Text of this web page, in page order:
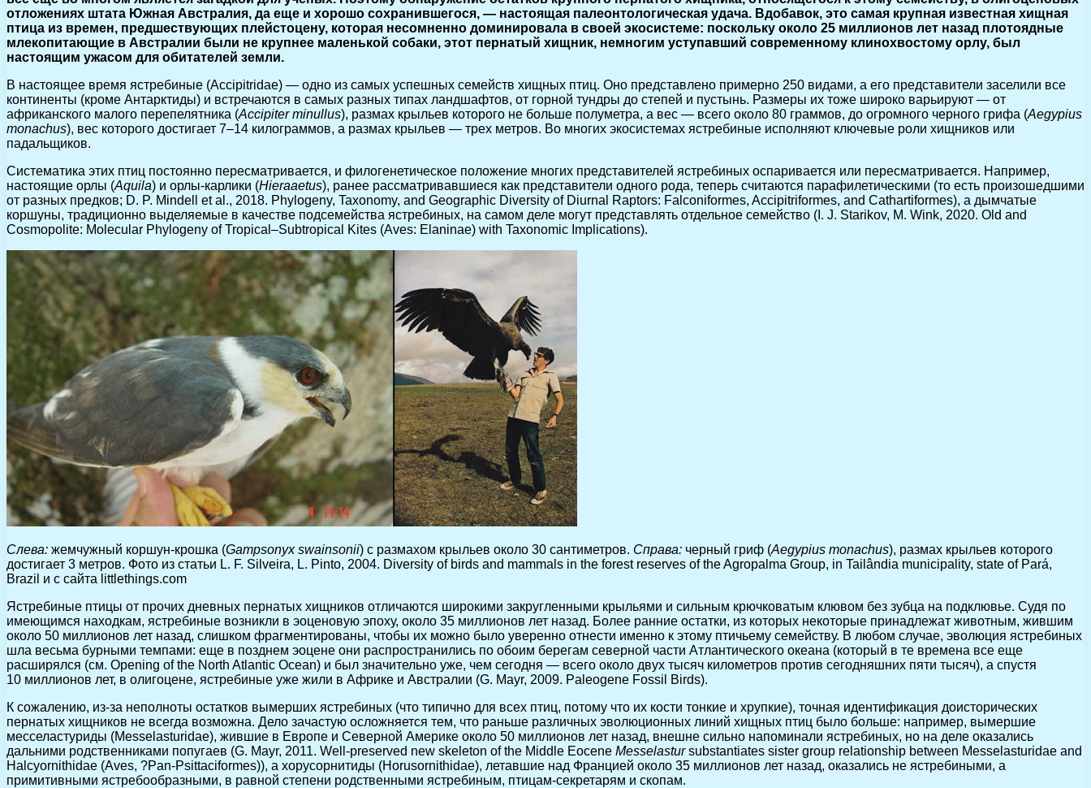
отложениях штата Южная Австралия, да еще и хорошо сохранившегося, — настоящая палеонтологическая удача. Вдобавок, это самая крупная известная хищная
птица из времен, предшествующих плейстоцену, которая несомненно доминировала в своей экосистеме: поскольку около 25 миллионов лет назад плотоядные
млекопитающие в Австралии были не крупнее маленькой собаки, этот пернатый хищник, немногим уступавший современному клинохвостому орлу, был
настоящим ужасом для обитателей земли.
В настоящее время ястребиные (Accipitridae) — одно из самых успешных семейств хищных птиц. Оно представлено примерно 250 видами, а его представители заселили все
континенты (кроме Антарктиды) и встречаются в самых разных типах ландшафтов, от горной тундры до степей и пустынь. Размеры их тоже широко варьируют — от
африканского малого перепелятника (Accipiter minullus), размах крыльев которого не больше полуметра, а вес — всего около 80 граммов, до огромного черного грифа (Aegypius
monachus), вес которого достигает 7–14 килограммов, а размах крыльев — трех метров. Во многих экосистемах ястребиные исполняют ключевые роли хищников или
падальщиков.
Систематика этих птиц постоянно пересматривается, и филогенетическое положение многих представителей ястребиных оспаривается или пересматривается. Например,
настоящие орлы (Aquila) и орлы-карлики (Hieraaetus), ранее рассматривавшиеся как представители одного рода, теперь считаются парафилетическими (то есть произошедшими
от разных предков; D. P. Mindell et al., 2018. Phylogeny, Taxonomy, and Geographic Diversity of Diurnal Raptors: Falconiformes, Accipitriformes, and Cathartiformes), а дымчатые
коршуны, традиционно выделяемые в качестве подсемейства ястребиных, на самом деле могут представлять отдельное семейство (I. J. Starikov, M. Wink, 2020. Old and
Cosmopolite: Molecular Phylogeny of Tropical–Subtropical Kites (Aves: Elaninae) with Taxonomic Implications).
Слева: жемчужный коршун-крошка (Gampsonyx swainsonii) c размахом крыльев около 30 сантиметров. Справа: черный гриф (Aegypius monachus), размах крыльев которого
достигает 3 метров. Фото из статьи L. F. Silveira, L. Pinto, 2004. Diversity of birds and mammals in the forest reserves of the Agropalma Group, in Tailândia municipality, state of Pará,
Brazil и с сайта littlethings.com
Ястребиные птицы от прочих дневных пернатых хищников отличаются широкими закругленными крыльями и сильным крючковатым клювом без зубца на подклювье. Судя по
имеющимся находкам, ястребиные возникли в эоценовую эпоху, около 35 миллионов лет назад. Более ранние остатки, из которых некоторые принадлежат животным, жившим
около 50 миллионов лет назад, слишком фрагментированы, чтобы их можно было уверенно отнести именно к этому птичьему семейству. В любом случае, эволюция ястребиных
шла весьма бурными темпами: еще в позднем эоцене они распространились по обоим берегам северной части Атлантического океана (который в те времена все еще
расширялся (см. Opening of the North Atlantic Ocean) и был значительно уже, чем сегодня — всего около двух тысяч километров против сегодняшних пяти тысяч), а спустя
10 миллионов лет, в олигоцене, ястребиные уже жили в Африке и Австралии (G. Mayr, 2009. Paleogene Fossil Birds).
К сожалению, из-за неполноты остатков вымерших ястребиных (что типично для всех птиц, потому что их кости тонкие и хрупкие), точная идентификация доисторических
пернатых хищников не всегда возможна. Дело зачастую осложняется тем, что раньше различных эволюционных линий хищных птиц было больше: например, вымершие
месселастуриды (Messelasturidae), жившие в Европе и Северной Америке около 50 миллионов лет назад, внешне сильно напоминали ястребиных, но на деле оказались
дальними родственниками попугаев (G. Mayr, 2011. Well-preserved new skeleton of the Middle Eocene Messelastursubstantiates sister group relationship between Messelasturidae and
Halcyornithidae (Aves, ?Pan-Psittaciformes)), а хорусорнитиды (Horusornithidae), летавшие над Францией около 35 миллионов лет назад, оказались не ястребиными, а
примитивными ястребообразными, в равной степени родственными ястребиным, птицам-секретарям и скопам.